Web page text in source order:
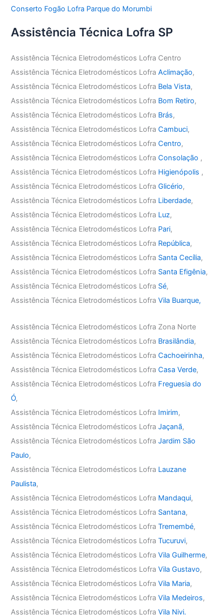
Conserto Fogão Lofra Parque do Morumbi
Assistência Técnica Lofra SP
Assistência Técnica Eletrodomésticos Lofra Centro
Assistência Técnica Eletrodomésticos LofraAclimação,
Assistência Técnica Eletrodomésticos Lofra Bela Vista,
Assistência Técnica Eletrodomésticos Lofra Bom Retiro,
Assistência Técnica Eletrodomésticos Lofra Brás,
Assistência Técnica Eletrodomésticos LofraCambuci,
Assistência Técnica Eletrodomésticos LofraCentro,
Assistência Técnica Eletrodomésticos LofraConsolação ,
Assistência Técnica Eletrodomésticos Lofra Higienópolis ,
Assistência Técnica Eletrodomésticos LofraGlicério,
Assistência Técnica Eletrodomésticos Lofra Liberdade,
Assistência Técnica Eletrodomésticos Lofra Luz,
Assistência Técnica Eletrodomésticos Lofra Pari,
Assistência Técnica Eletrodomésticos Lofra República,
Assistência Técnica Eletrodomésticos Lofra Santa Cecília,
Assistência Técnica Eletrodomésticos Lofra Santa Efigênia,
Assistência Técnica Eletrodomésticos Lofra Sé,
Assistência Técnica Eletrodomésticos LofraVila Buarque,
Assistência Técnica Eletrodomésticos Lofra Zona Norte
Assistência Técnica Eletrodomésticos Lofra Brasilândia,
Assistência Técnica Eletrodomésticos LofraCachoeirinha,
Assistência Técnica Eletrodomésticos LofraCasa Verde,
Assistência Técnica Eletrodomésticos Lofra Freguesia do
Ó,
Assistência Técnica Eletrodomésticos Lofra Imirim,
Assistência Técnica Eletrodomésticos LofraJaçanã,
Assistência Técnica Eletrodomésticos LofraJardim São
Paulo,
Assistência Técnica Eletrodomésticos Lofra Lauzane
Paulista,
Assistência Técnica Eletrodomésticos Lofra Mandaqui,
Assistência Técnica Eletrodomésticos Lofra Santana,
Assistência Técnica Eletrodomésticos LofraTremembé,
Assistência Técnica Eletrodomésticos LofraTucuruvi,
Assistência Técnica Eletrodomésticos LofraVila Guilherme,
Assistência Técnica Eletrodomésticos LofraVila Gustavo,
Assistência Técnica Eletrodomésticos LofraVila Maria,
Assistência Técnica Eletrodomésticos LofraVila Medeiros,
Assistência Técnica Eletrodomésticos LofraVila Nivi.